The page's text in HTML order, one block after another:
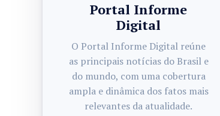
Portal Informe
Digital
O Portal Informe Digital reúne
as principais notícias do Brasil e
do mundo, com uma cobertura
ampla e dinâmica dos fatos mais
relevantes da atualidade.